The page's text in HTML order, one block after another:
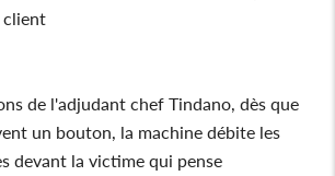
client
de l'adjudant chef Tindano, dès que
un bouton, la machine débite les
devant la victime qui pense